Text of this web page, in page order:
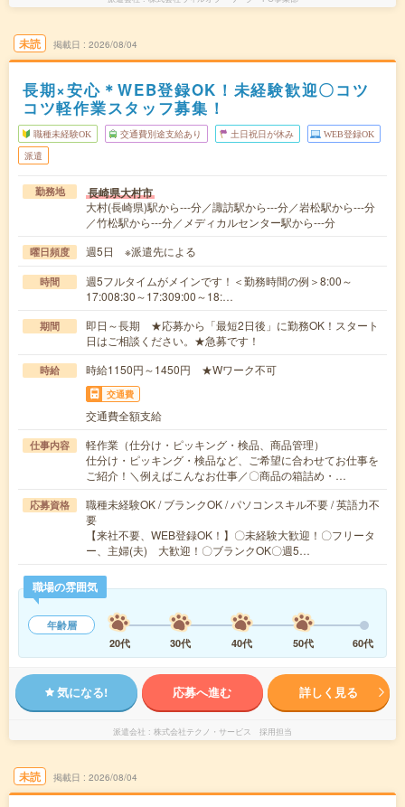
未読 掲載日 2026/08/04
長期×安心＊WEB登録OK！未経験歓迎〇コツ
コツ軽作業スタッフ募集！
職種未経験OK 交通費別途支給あり 土日祝日が休み WEB登録OK
派遣
勤務地 長崎県大村市
大村(長崎県)駅から---分／諏訪駅から---分／岩松駅から---分
／竹松駅から---分／メディカルセンター駅から---分
曜日頻度 週5日 ※派遣先による
時間
週5フルタイムがメインです！＜勤務時間の例＞8:00～
17:008:30～17:309:00～18:…
期間
即日～長期 ★応募から「最短2日後」に勤務OK！スタート
日はご相談ください。★急募です！
時給 時給1150円～1450円 ★Wワーク不可
交通費
交通費全額支給
仕事内容
軽作業（仕分け・ピッキング・検品、商品管理）
仕分け・ピッキング・検品など、ご希望に合わせてお仕事を
ご紹介！＼例えばこんなお仕事／〇商品の箱詰め・…
応募資格
職種未経験OK / ブランクOK / パソコンスキル不要 / 英語力不
要
【来社不要、WEB登録OK！】〇未経験大歓迎！〇フリータ
ー、主婦(夫) 大歓迎！〇ブランクOK〇週5…
職場の雰囲気
年齢層
20代
30代 40代 50代 60代
気になる! 応募へ進む 詳しく見る
派遣会社 株式会社テクノ・サービス 採用担当
未読 掲載日 2026/08/04